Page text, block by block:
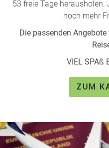
53 freie Tage
noch mehr
Die passenden
VIEL SPAß
ZUM